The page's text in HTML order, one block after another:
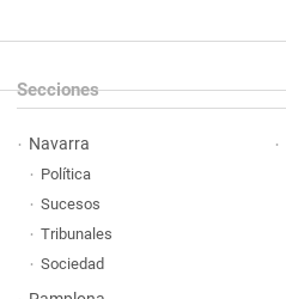
Secciones
Navarra
Política
Sucesos
Tribunales
Sociedad